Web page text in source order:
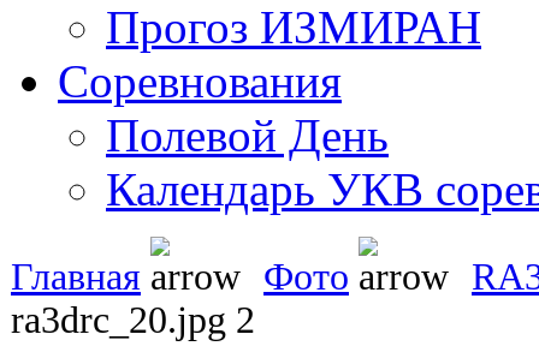
Прогоз ИЗМИРАН
Соревнования
Полевой День
Календарь УКВ
Главная Фото
ra3drc_20.jpg 2